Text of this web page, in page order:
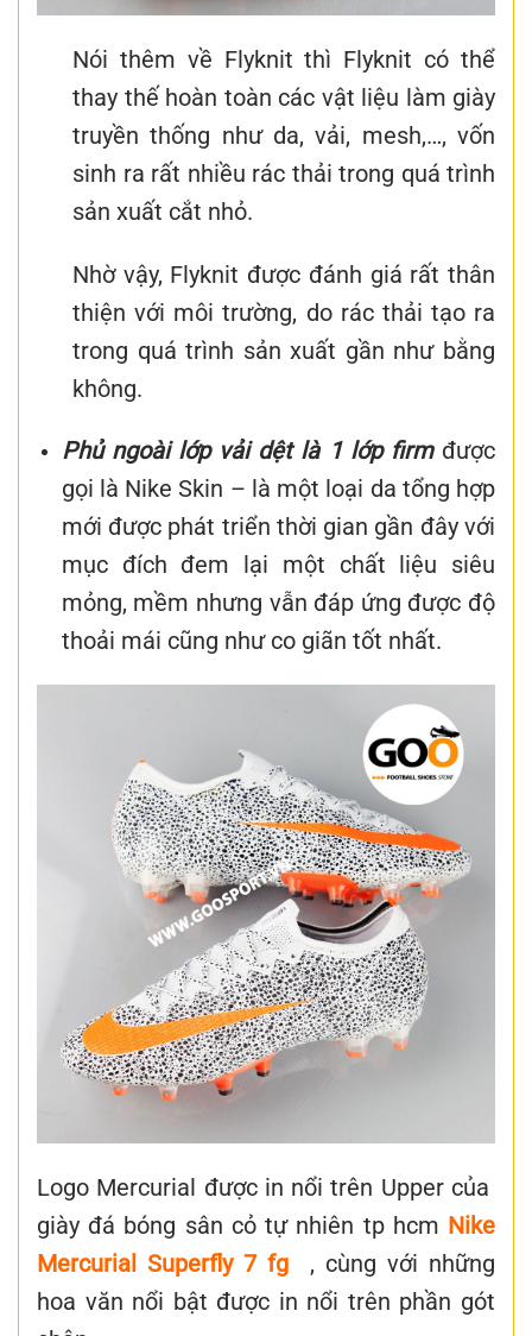
Nói thêm về Flyknit thì Flyknit có thể
thay thế hoàn toàn các vật liệu làm giày
truyền thống như da, vải, mesh,…, vốn
sinh ra rất nhiều rác thải trong quá trình
sản xuất cắt nhỏ.
Nhờ vậy, Flyknit được đánh giá rất thân
thiện với môi trường, do rác thải tạo ra
trong quá trình sản xuất gần như bằng
không.
Phủ ngoài lớp vải dệt là 1 lớp firmđược
gọi là Nike Skin – là một loại da tổng hợp
mới được phát triển thời gian gần đây với
mục đích đem lại một chất liệu siêu
mỏng, mềm nhưng vẫn đáp ứng được độ
thoải mái cũng như co giãn tốt nhất.
Logo Mercurial được in nổi trên Upper của
giày đá bóng sân cỏ tự nhiên tp hcm Nike
Mercurial Superfly 7 fg
, cùng với những
hoa văn nổi bật được in nổi trên phần gót